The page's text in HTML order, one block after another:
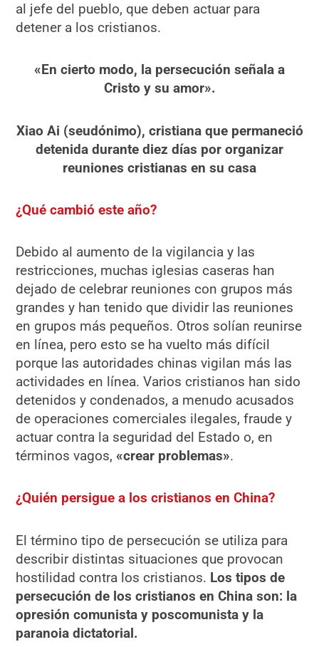
al jefe del pueblo, que deben actuar para
detener a los cristianos.
«En cierto modo, la persecución señala a
Cristo y su amor».
Xiao Ai (seudónimo), cristiana que permaneció
detenida durante diez días por organizar
reuniones cristianas en su casa
¿Qué cambió este año?
Debido al aumento de la vigilancia y las
restricciones, muchas iglesias caseras han
dejado de celebrar reuniones con grupos más
grandes y han tenido que dividir las reuniones
en grupos más pequeños. Otros solían reunirse
en línea, pero esto se ha vuelto más difícil
porque las autoridades chinas vigilan más las
actividades en línea. Varios cristianos han sido
detenidos y condenados, a menudo acusados
de operaciones comerciales ilegales, fraude y
actuar contra la seguridad del Estado o, en
términos vagos, «crear problemas».
¿Quién persigue a los cristianos en China?
El término tipo de persecución se utiliza para
describir distintas situaciones que provocan
hostilidad contra los cristianos. Los tipos de
persecución de los cristianos en China son: la
opresión comunista y poscomunista y la
paranoia dictatorial.